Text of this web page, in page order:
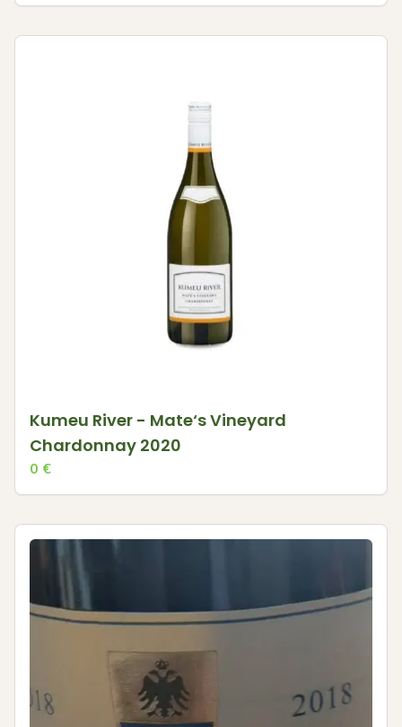
Kumeu River - Mate‘s Vineyard
Chardonnay 2020
0 €